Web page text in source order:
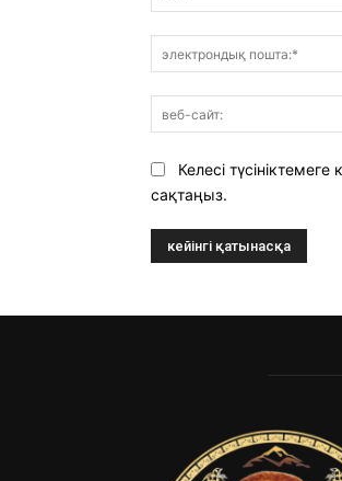
Келесі
сақтаңыз.